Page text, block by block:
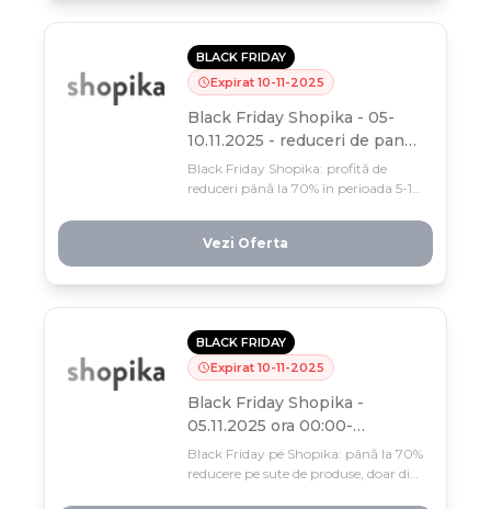
BLACK FRIDAY
Expirat 10-11-2025
Black Friday Shopika - 05-
10.11.2025 - reduceri de pana
la 70%
Black Friday Shopika: profită de
reduceri până la 70% în perioada 5-10
produse.
Vezi Oferta
BLACK FRIDAY
Expirat 10-11-2025
Black Friday Shopika -
05.11.2025 ora 00:00-
10.11.2025 ora 23:59- reducere
in masa de la 15% pana la
Black Friday pe Shopika: până la 70%
reducere pe sute de produse, doar din